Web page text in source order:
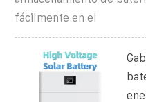
fácilmente en el